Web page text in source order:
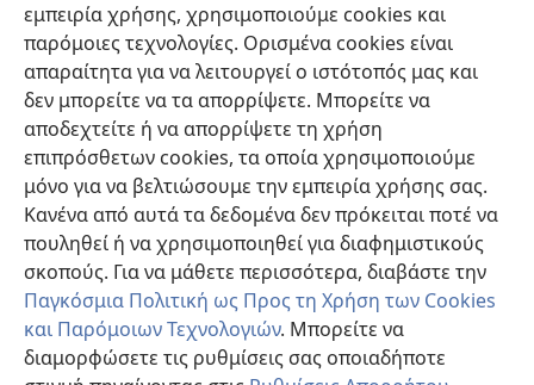
εμπειρία χρήσης, χρησιμοποιούμε cookies και
παρόμοιες τεχνολογίες. Ορισμένα cookies είναι
απαραίτητα για να λειτουργεί ο ιστότοπός μας και
δεν μπορείτε να τα απορρίψετε. Μπορείτε να
αποδεχτείτε ή να απορρίψετε τη χρήση
επιπρόσθετων cookies, τα οποία χρησιμοποιούμε
μόνο για να βελτιώσουμε την εμπειρία χρήσης σας.
Κανένα από αυτά τα δεδομένα δεν πρόκειται ποτέ να
πουληθεί ή να χρησιμοποιηθεί για διαφημιστικούς
σκοπούς. Για να μάθετε περισσότερα, διαβάστε την
Παγκόσμια Πολιτική ως Προς τη Χρήση των Cookies
και Παρόμοιων Τεχνολογιών. Μπορείτε να
διαμορφώσετε τις ρυθμίσεις σας οποιαδήποτε
Συνεισφορές
(ανοίγει
παράθυρο)ΔΙΑΔΙΚΤΥΑΚΗ ΒΙΒΛΙΟΘΗΚΗ της Σκοπιάς™
(ανοίγει
νέο
παράθυρο)
JW Hub ®
(ανοίγει
νέο
παράθυρο)JW Library®
Βιβλιοθήκη της Σκοπιάς
Copyright © 2026 Watch Tower Bible and Tract Society of Pennsylvania.